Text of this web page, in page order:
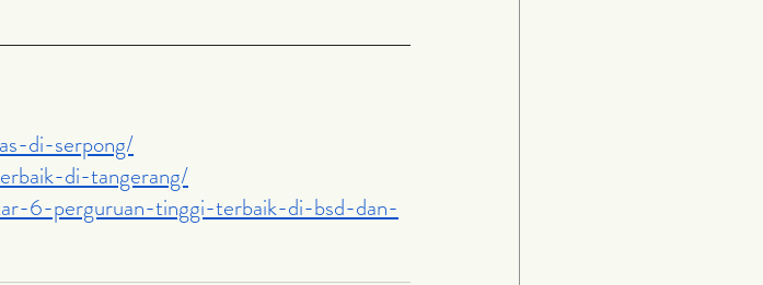
di-serpong/
di-tangerang/
6-perguruan-tinggi-terbaik-di-bsd-dan-